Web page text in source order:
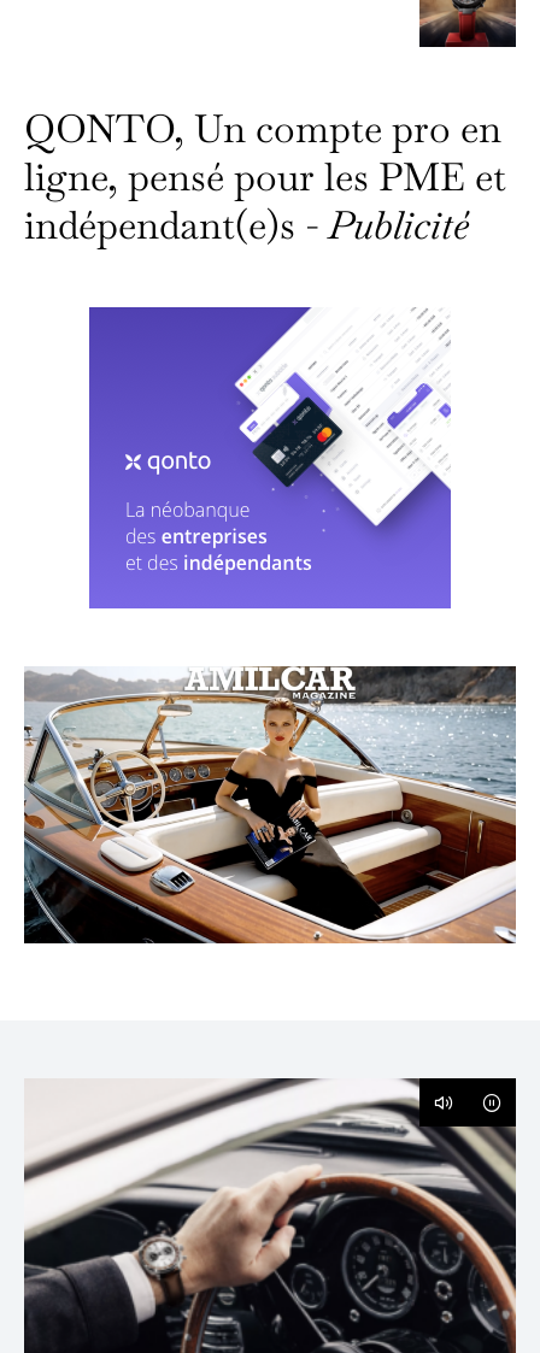
QONTO, Un compte pro en
ligne, pensé pour les PME et
indépendant(e)s -Publicité